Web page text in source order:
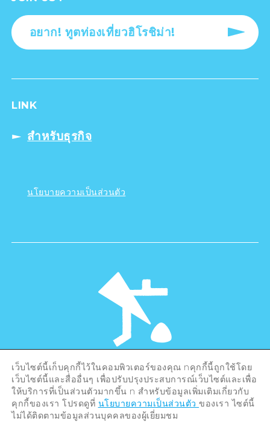
อยาก! ทูตท่องเที่ยวฮิโรชิม่า!
LINK
สำหรับธุรกิจ
นโยบายความเป็นส่วนตัว
©Hiroshima Tourism Association /
Hiroshima Prefecture / Hiroshima City .
All rights reserved
เว็บไซต์นี้เก็บคุกกี้ไว้ในคอมพิวเตอร์ของคุณ nคุกกี้นี้ถูกใช้โดย
เว็บไซต์นี้และสื่ออื่นๆ เพื่อปรับปรุงประสบการณ์เว็บไซต์และเพื่อ
ให้บริการที่เป็นส่วนตัวมากขึ้น n สำหรับข้อมูลเพิ่มเติมเกี่ยวกับ
คุกกี้ของเรา โปรดดูที่ นโยบายความเป็นส่วนตัวของเรา ไซต์นี้
ไม่ได้ติดตามข้อมูลส่วนบุคคลของผู้เยี่ยมชม